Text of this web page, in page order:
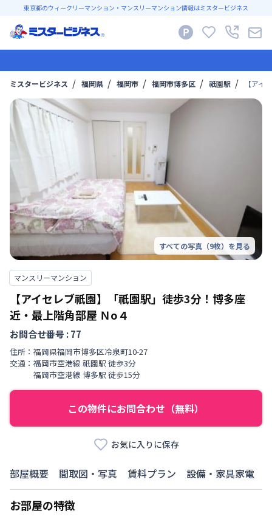
東京都のウィークリーマンション・マンスリーマンション情報はミスタービジネス
ミスタービジネス 福岡県 福岡市 福岡市博多区 祇園駅 【ア
すべての写真（9枚）を見る
マンスリーマンション
【アイセレブ祇園】「祇園駅」徒歩3分！博多座
近・最上階角部屋 Ｎo４
お問合せ番号 :77
住所： 福岡県福岡市博多区冷泉町10-27
交通： 福岡市空港線 祇園駅 徒歩3分
福岡市空港線 博多駅 徒歩15分
この物件にお問合わせ（無料）
お気に入りに保存
部屋概要 間取図・写真 賃料プラン 設備・家具家電
お部屋の特徴